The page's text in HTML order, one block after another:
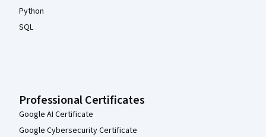
Python
SQL
Professional Certificates
Google AI Certificate
Google Cybersecurity Certificate